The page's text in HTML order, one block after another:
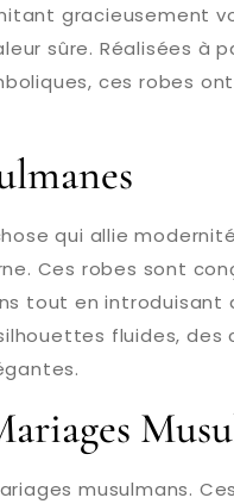
gracieusement
sûre. Réalisées à
ces robes
qui allie
Ces robes sont
tout en introduisant
fluides,
musulmans.